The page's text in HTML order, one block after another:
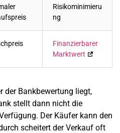
Risikominimieru
ng
Finanzierbarer
Marktwert
der Bankbewertung liegt,
stellt dann nicht die
Der Käufer kann den
scheitert der Verkauf oft